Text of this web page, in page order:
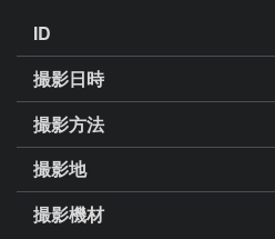
ID
撮影日時
撮影方法
撮影地
撮影機材